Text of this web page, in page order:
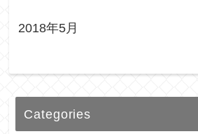
2018年5月
Categories